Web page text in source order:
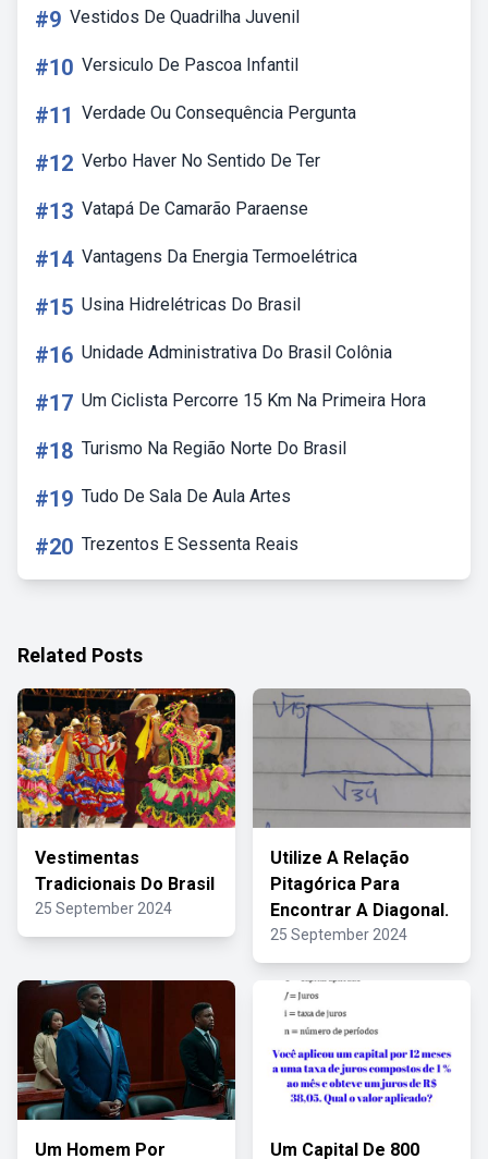
#9 Vestidos De Quadrilha Juvenil
#10 Versiculo De Pascoa Infantil
#11 Verdade Ou Consequência Pergunta
#12 Verbo Haver No Sentido De Ter
#13 Vatapá De Camarão Paraense
#14 Vantagens Da Energia Termoelétrica
#15 Usina Hidrelétricas Do Brasil
#16 Unidade Administrativa Do Brasil Colônia
#17 Um Ciclista Percorre 15 Km Na Primeira Hora
#18 Turismo Na Região Norte Do Brasil
#19 Tudo De Sala De Aula Artes
#20 Trezentos E Sessenta Reais
Related Posts
Vestimentas
Tradicionais Do Brasil
25 September 2024
Utilize A Relação
Pitagórica Para
Encontrar A Diagonal.
25 September 2024
Um Homem Por Um Capital De 800